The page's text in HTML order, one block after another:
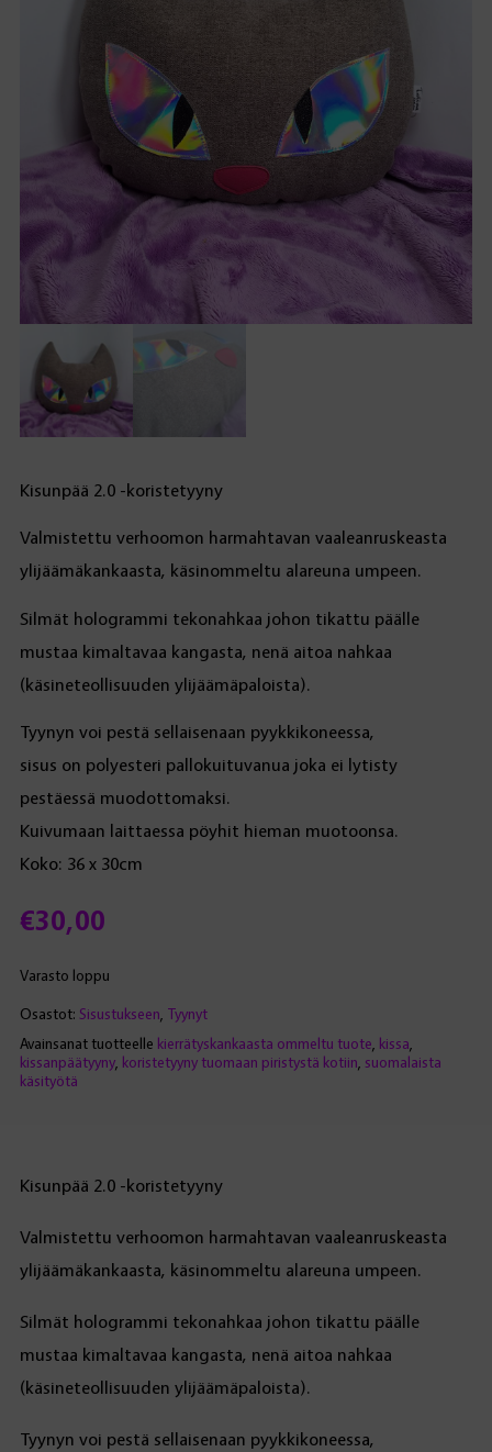
€30,00
Kisunpää 2.0 -koristetyyny
Valmistettu verhoomon harmahtavan vaaleanruskeasta
ylijäämäkankaasta, käsinommeltu alareuna umpeen.
Silmät hologrammi tekonahkaa johon tikattu päälle
mustaa kimaltavaa kangasta, nenä aitoa nahkaa
(käsineteollisuuden ylijäämäpaloista).
Tyynyn voi pestä sellaisenaan pyykkikoneessa,
sisus on polyesteri pallokuituvanua joka ei lytisty
pestäessä muodottomaksi.
Kuivumaan laittaessa pöyhit hieman muotoonsa.
Koko: 36 x 30cm
Varasto loppu
Osastot: Sisustukseen Tyynyt
Avainsanat tuotteelle kierrätyskankaasta ommeltu tuote kissa
kissanpäätyyny, koristetyyny tuomaan piristystä kotiin suomalaista
käsityötä
Kisunpää 2.0 -koristetyyny
Valmistettu verhoomon harmahtavan vaaleanruskeasta
ylijäämäkankaasta, käsinommeltu alareuna umpeen.
Silmät hologrammi tekonahkaa johon tikattu päälle
mustaa kimaltavaa kangasta, nenä aitoa nahkaa
(käsineteollisuuden ylijäämäpaloista).
Tyynyn voi pestä sellaisenaan pyykkikoneessa,